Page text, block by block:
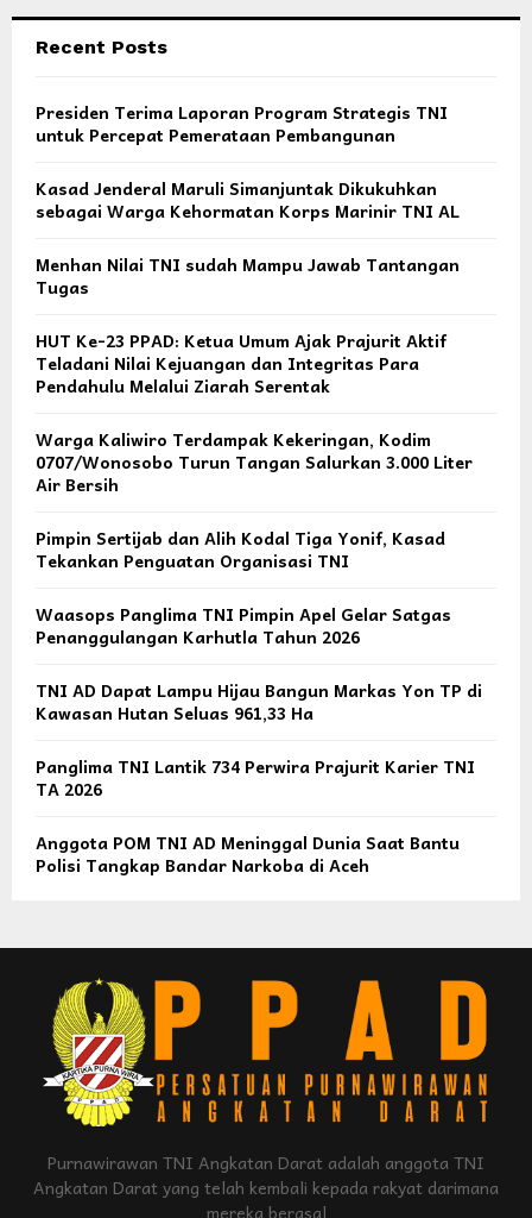
Recent Posts
Presiden Terima Laporan Program Strategis TNI
untuk Percepat Pemerataan Pembangunan
Kasad Jenderal Maruli Simanjuntak Dikukuhkan
sebagai Warga Kehormatan Korps Marinir TNI AL
Menhan Nilai TNI sudah Mampu Jawab Tantangan
Tugas
HUT Ke-23 PPAD: Ketua Umum Ajak Prajurit Aktif
Teladani Nilai Kejuangan dan Integritas Para
Pendahulu Melalui Ziarah Serentak
Warga Kaliwiro Terdampak Kekeringan, Kodim
0707/Wonosobo Turun Tangan Salurkan 3.000 Liter
Air Bersih
Pimpin Sertijab dan Alih Kodal Tiga Yonif, Kasad
Tekankan Penguatan Organisasi TNI
Waasops Panglima TNI Pimpin Apel Gelar Satgas
Penanggulangan Karhutla Tahun 2026
TNI AD Dapat Lampu Hijau Bangun Markas Yon TP di
Kawasan Hutan Seluas 961,33 Ha
Panglima TNI Lantik 734 Perwira Prajurit Karier TNI
TA 2026
Anggota POM TNI AD Meninggal Dunia Saat Bantu
Polisi Tangkap Bandar Narkoba di Aceh
Purnawirawan TNI Angkatan Darat adalah anggota TNI
Angkatan Darat yang telah kembali kepada rakyat darimana
mereka berasal